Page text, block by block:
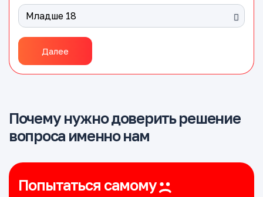
Далее
Почему нужно доверить решение
вопроса именно нам
Попытаться самому